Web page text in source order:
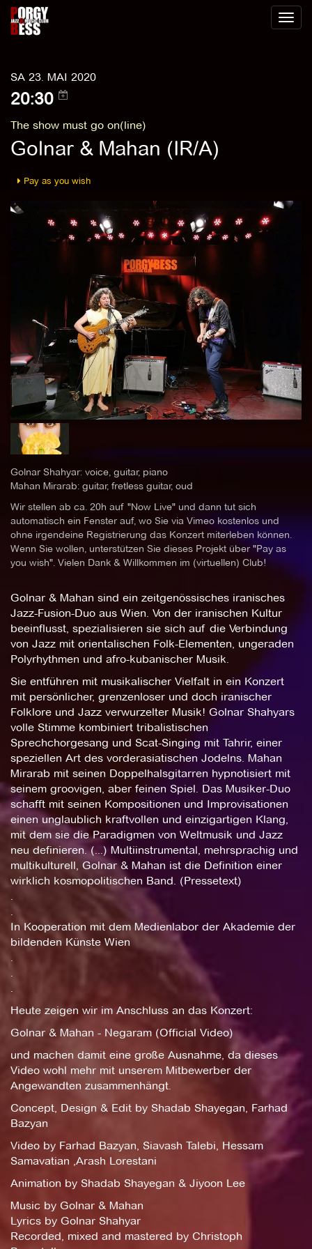
Toggle
SA 23. MAI 2020
20:30
The show must go on(line)
Golnar & Mahan (IR/A)
Pay as you wish
Golnar Shahyar: voice, guitar, piano
Mahan Mirarab: guitar, fretless guitar, oud
Wir stellen ab ca. 20h auf "Now Live" und dann tut sich
automatisch ein Fenster auf, wo Sie via Vimeo kostenlos und
ohne irgendeine Registrierung das Konzert miterleben können.
Wenn Sie wollen, unterstützen Sie dieses Projekt über "Pay as
you wish". Vielen Dank & Willkommen im (virtuellen) Club!
Golnar & Mahan sind ein zeitgenössisches iranisches
Jazz-Fusion-Duo aus Wien. Von der iranischen Kultur
beeinflusst, spezialisieren sie sich auf die Verbindung
von Jazz mit orientalischen Folk-Elementen, ungeraden
Polyrhythmen und afro-kubanischer Musik.
Sie entführen mit musikalischer Vielfalt in ein Konzert
mit persönlicher, grenzenloser und doch iranischer
Folklore und Jazz verwurzelter Musik! Golnar Shahyars
volle Stimme kombiniert tribalistischen
Sprechchorgesang und Scat-Singing mit Tahrir, einer
speziellen Art des vorderasiatischen Jodelns. Mahan
Mirarab mit seinen Doppelhalsgitarren hypnotisiert mit
seinem groovigen, aber feinen Spiel. Das Musiker-Duo
schafft mit seinen Kompositionen und Improvisationen
einen unglaublich kraftvollen und einzigartigen Klang,
mit dem sie die Paradigmen von Weltmusik und Jazz
neu definieren. (...) Multiinstrumental, mehrsprachig und
multikulturell, Golnar & Mahan ist die Definition einer
wirklich kosmopolitischen Band. (Pressetext)
In Kooperation mit dem Medienlabor der Akademie der
bildenden Künste Wien
Heute zeigen wir im Anschluss an das Konzert:
Golnar & Mahan - Negaram (Official Video)
und machen damit eine große Ausnahme, da dieses
Video wohl mehr mit unserem Mitbewerber der
Angewandten zusammenhängt.
Concept, Design & Edit by Shadab Shayegan, Farhad
Bazyan
Video by Farhad Bazyan, Siavash Talebi, Hessam
Samavatian ,Arash Lorestani
Animation by Shadab Shayegan & Jiyoon Lee
Music by Golnar & Mahan
Lyrics by Golnar Shahyar
Recorded, mixed and mastered by Christoph